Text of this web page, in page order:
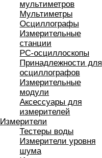
мультиметров
Мультиметры
Осциллографы
Измерительные
станции
РС-осциллоскопы
Принадлежности для
осциллографов
Измерительные
модули
Аксессуары для
измерителей
Измерители
Тестеры воды
Измерители уровня
шума